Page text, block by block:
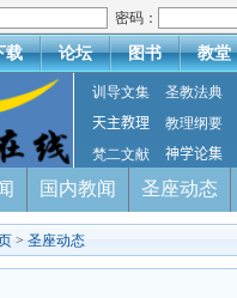
密码：
载 论坛 图书 教堂
训导文集 圣教法典
天主教理
教理纲要
梵二文献
神学论集
国内教闻 圣座动态
> 圣座动态